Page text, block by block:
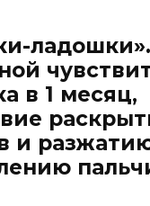
в 1 месяц,
и